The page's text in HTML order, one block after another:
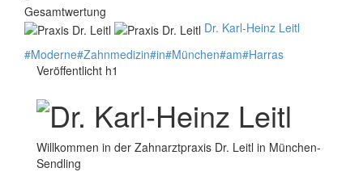
Gesamtwertung
Dr. Karl-Heinz Leitl
#Moderne#Zahnmedizin#in#München#am#Harras
Veröffentlicht h1
Willkommen in der Zahnarztpraxis Dr. Leitl in München-
Sendling